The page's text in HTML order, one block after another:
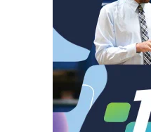
MiningWorld Russia 2025
Уголь России и Майнинг 2025
Рудник 2024 | Обзор выставки
В помощь шахтёру 2024
Уголь России и Майнинг 2024